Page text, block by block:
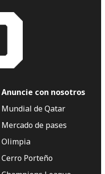
Anuncie con nosotros
Mundial de Qatar
Mercado de pases
Olimpia
Cerro Porteño